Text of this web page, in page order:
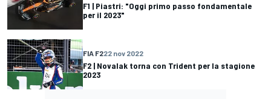
F1 | Piastri: "Oggi primo passo fondamentale
per il 2023"
FIA F222 nov 2022
F2 | Novalak torna con Trident per la stagione
2023